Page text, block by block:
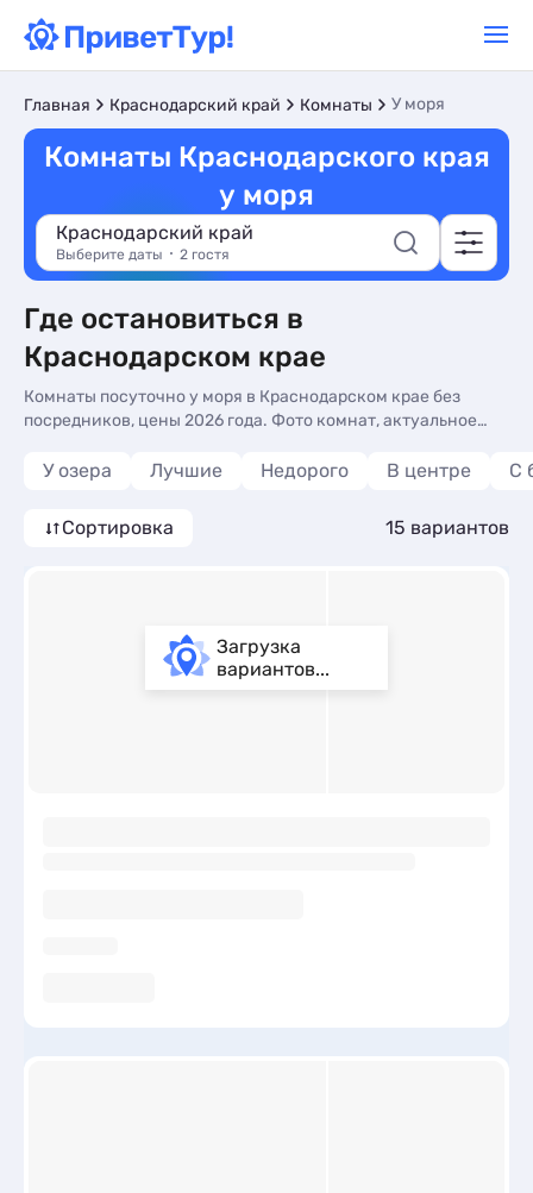
Главная Краснодарский край Комнаты У моря
Комнаты Краснодарского края
у моря
Краснодарский край
Выберите даты 2 гостя
Где остановиться в
Краснодарском крае
Комнаты посуточно у моря в Краснодарском крае без
посредников, цены 2026 года. Фото комнат, актуальное
Краснодарском крае на берегу моря.
У озера Лучшие Недорого В центре С
Сортировка 15 вариантов
Загрузка
вариантов...